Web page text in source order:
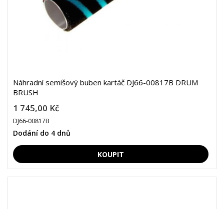
Náhradní semišový buben kartáč DJ66-00817B DRUM
BRUSH
1 745,00 Kč
DJ66-00817B
Dodání do 4 dnů